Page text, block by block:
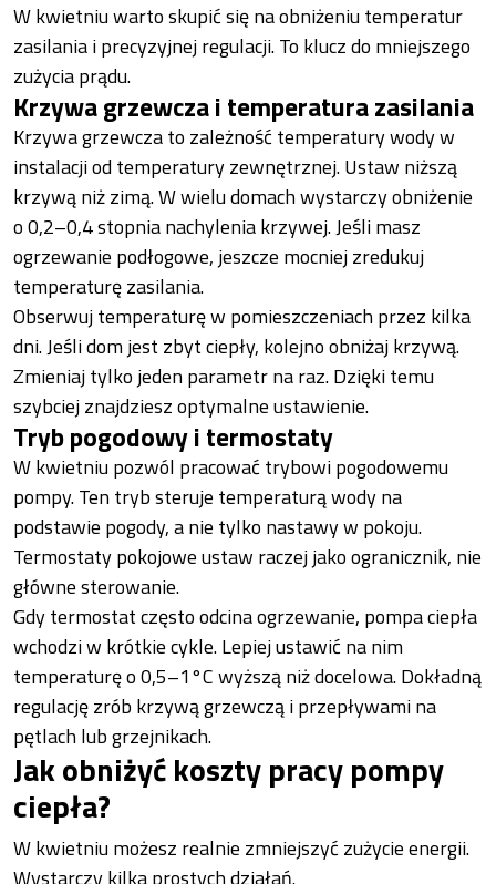
W kwietniu warto skupić się na obniżeniu temperatur
zasilania i precyzyjnej regulacji. To klucz do mniejszego
zużycia prądu.
Krzywa grzewcza i temperatura zasilania
Krzywa grzewcza to zależność temperatury wody w
instalacji od temperatury zewnętrznej. Ustaw niższą
krzywą niż zimą. W wielu domach wystarczy obniżenie
o 0,2–0,4 stopnia nachylenia krzywej. Jeśli masz
ogrzewanie podłogowe, jeszcze mocniej zredukuj
temperaturę zasilania.
Obserwuj temperaturę w pomieszczeniach przez kilka
dni. Jeśli dom jest zbyt ciepły, kolejno obniżaj krzywą.
Zmieniaj tylko jeden parametr na raz. Dzięki temu
szybciej znajdziesz optymalne ustawienie.
Tryb pogodowy i termostaty
W kwietniu pozwól pracować trybowi pogodowemu
pompy. Ten tryb steruje temperaturą wody na
podstawie pogody, a nie tylko nastawy w pokoju.
Termostaty pokojowe ustaw raczej jako ogranicznik, nie
główne sterowanie.
Gdy termostat często odcina ogrzewanie, pompa ciepła
wchodzi w krótkie cykle. Lepiej ustawić na nim
temperaturę o 0,5–1°C wyższą niż docelowa. Dokładną
regulację zrób krzywą grzewczą i przepływami na
pętlach lub grzejnikach.
Jak obniżyć koszty pracy pompy
ciepła?
W kwietniu możesz realnie zmniejszyć zużycie energii.